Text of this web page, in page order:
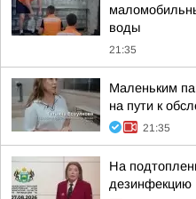
воды
21:35
Маленьким
на пути к
21:35
На
дезинфекцию